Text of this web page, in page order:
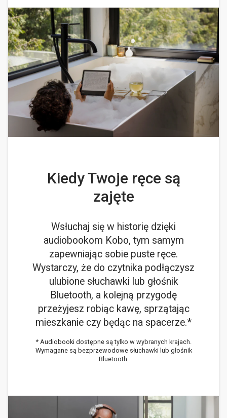
Kiedy Twoje ręce są
zajęte
Wsłuchaj się w historię dzięki
audiobookom Kobo, tym samym
zapewniając sobie puste ręce.
Wystarczy, że do czytnika podłączysz
ulubione słuchawki lub głośnik
Bluetooth, a kolejną przygodę
przeżyjesz robiąc kawę, sprzątając
mieszkanie czy będąc na spacerze.*
* Audiobooki dostępne są tylko w wybranych krajach.
Wymagane są bezprzewodowe słuchawki lub głośnik
Bluetooth.